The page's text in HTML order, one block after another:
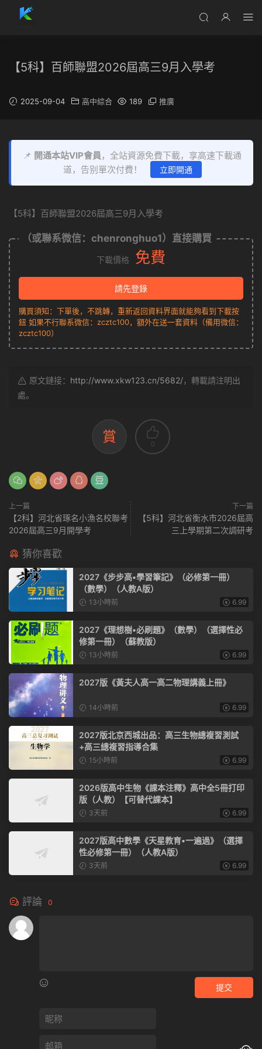
【5科】百師聯盟2026屆高三9月入學考
2025-09-04 高中綜合 189 推廣
📌 開通本站VIP會員，全站資源免費下載，享高速下載通
道，告别單次付費！
立即開通
【5科】百師聯盟2026屆高三9月入學考
（或聯系微信：chenronghuo1）直接購買
下載價格 免費
請先登錄
購買須知：下單後，不跳轉，重新返回資料界面就能夠看到下載按
鈕 如果不行聯系微信：zcztc100，額外在送一套資料（備用微信：
zcztc100）
原文鏈接： http://www.xkw123.cn/5682/，轉載請注明出
處。
賞 0
上一篇
【2科】河北省琢名小漁名校聯考
2026屆高三9月開學考
下一篇
【5科】河北省衡水市2026屆高
三上學期第二次調研考
猜你喜歡
2027《步步高•學習筆記》（必修第一冊）
（數學）（人教A版）
13小時前 6.99
2027《理想樹•必刷題》（數學）（選擇性必
修第一冊）（蘇教版）
13小時前 6.99
2027版《黃夫人高一高二物理講義上冊》
14小時前 6.99
2027版北京西城出品：高三生物總複習測試
+高三總複習指導合集
15小時前 6.99
2026版高中生物《課本注釋》高中全5冊打印
版（人教）【可替代課本】
3天前 6.99
2027版高中數學《天星教育•一遍過》（選擇
性必修第一冊）（人教A版）
3天前 6.99
評論 0
提交